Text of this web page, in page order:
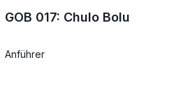
GOB 017: Chulo Bolu
Anführer